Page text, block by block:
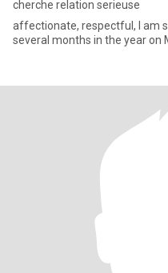
cherche relation serieuse
affectionate, respectful, I am
several months in the year on